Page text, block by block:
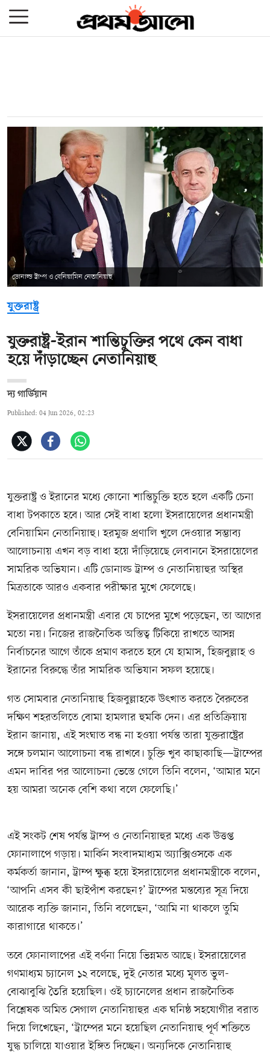
ডোনাল্ড ট্রাম্প ও বেনিয়ামিন নেতানিয়াহু
যুক্তরাষ্ট্র
যুক্তরাষ্ট্র-ইরান শান্তিচুক্তির পথে কেন বাধা
হয়ে দাঁড়াচ্ছেন নেতানিয়াহু
দ্য গার্ডিয়ান
Published: 04 Jun 2026, 02:23
যুক্তরাষ্ট্র ও ইরানের মধ্যে কোনো শান্তিচুক্তি হতে হলে একটি চেনা
বাধা টপকাতে হবে। আর সেই বাধা হলো ইসরায়েলের প্রধানমন্ত্রী
বেনিয়ামিন নেতানিয়াহু। হরমুজ প্রণালি খুলে দেওয়ার সম্ভাব্য
আলোচনায় এখন বড় বাধা হয়ে দাঁড়িয়েছে লেবাননে ইসরায়েলের
সামরিক অভিযান। এটি ডোনাল্ড ট্রাম্প ও নেতানিয়াহুর অস্থির
মিত্রতাকে আরও একবার পরীক্ষার মুখে ফেলেছে।
ইসরায়েলের প্রধানমন্ত্রী এবার যে চাপের মুখে পড়েছেন, তা আগের
মতো নয়। নিজের রাজনৈতিক অস্তিত্ব টিকিয়ে রাখতে আসন্ন
নির্বাচনের আগে তাঁকে প্রমাণ করতে হবে যে হামাস, হিজবুল্লাহ ও
ইরানের বিরুদ্ধে তাঁর সামরিক অভিযান সফল হয়েছে।
গত সোমবার নেতানিয়াহু হিজবুল্লাহকে উৎখাত করতে বৈরুতের
দক্ষিণ শহরতলিতে বোমা হামলার হুমকি দেন। এর প্রতিক্রিয়ায়
ইরান জানায়, এই সংঘাত বন্ধ না হওয়া পর্যন্ত তারা যুক্তরাষ্ট্রের
সঙ্গে চলমান আলোচনা বন্ধ রাখবে। চুক্তি খুব কাছাকাছি—ট্রাম্পের
এমন দাবির পর আলোচনা ভেস্তে গেলে তিনি বলেন, ‘আমার মনে
হয় আমরা অনেক বেশি কথা বলে ফেলেছি।’
এই সংকট শেষ পর্যন্ত ট্রাম্প ও নেতানিয়াহুর মধ্যে এক উত্তপ্ত
ফোনালাপে গড়ায়। মার্কিন সংবাদমাধ্যম অ্যাক্সিওসকে এক
কর্মকর্তা জানান, ট্রাম্প ক্ষুব্ধ হয়ে ইসরায়েলের প্রধানমন্ত্রীকে বলেন,
‘আপনি এসব কী ছাইপাঁশ করছেন?’ ট্রাম্পের মন্তব্যের সূত্র দিয়ে
আরেক ব্যক্তি জানান, তিনি বলেছেন, ‘আমি না থাকলে তুমি
কারাগারে থাকতে।’
তবে ফোনালাপের এই বর্ণনা নিয়ে ভিন্নমত আছে। ইসরায়েলের
গণমাধ্যম চ্যানেল ১২ বলেছে, দুই নেতার মধ্যে মূলত ভুল-
বোঝাবুঝি তৈরি হয়েছিল। ওই চ্যানেলের প্রধান রাজনৈতিক
বিশ্লেষক অমিত সেগাল নেতানিয়াহুর এক ঘনিষ্ঠ সহযোগীর বরাত
দিয়ে লিখেছেন, ‘ট্রাম্পের মনে হয়েছিল নেতানিয়াহু পূর্ণ শক্তিতে
যুদ্ধ চালিয়ে যাওয়ার ইঙ্গিত দিচ্ছেন। অন্যদিকে নেতানিয়াহু